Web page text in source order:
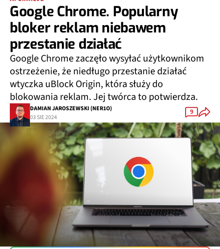
Google Chrome. Popularny
bloker reklam niebawem
przestanie działać
Google Chrome zaczęło wysyłać użytkownikom
ostrzeżenie, że niedługo przestanie działać
wtyczka uBlock Origin, która służy do
blokowania reklam. Jej twórca to potwierdza.
DAMIAN JAROSZEWSKI (NER1O)
03 SIE 2024
9